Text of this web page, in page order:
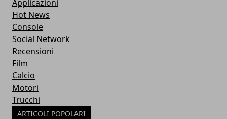
Applicazioni
Hot News
Console
Social Network
Recensioni
Film
Calcio
Motori
Trucchi
ARTICOLI POPOLARI